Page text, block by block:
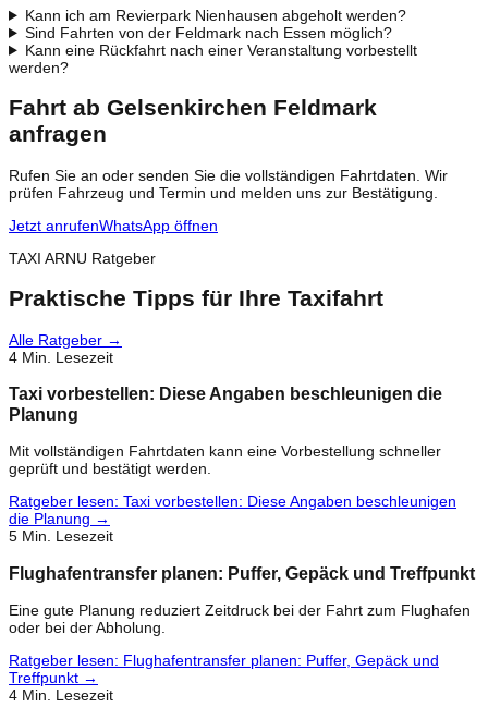
Kann ich am Revierpark Nienhausen abgeholt werden?
Sind Fahrten von der Feldmark nach Essen möglich?
Kann eine Rückfahrt nach einer Veranstaltung vorbestellt
werden?
Fahrt ab Gelsenkirchen Feldmark
anfragen
Rufen Sie an oder senden Sie die vollständigen Fahrtdaten. Wir
prüfen Fahrzeug und Termin und melden uns zur Bestätigung.
Jetzt anrufenWhatsApp öffnen
TAXI ARNU Ratgeber
Praktische Tipps für Ihre Taxifahrt
Alle Ratgeber →
4 Min. Lesezeit
Taxi vorbestellen: Diese Angaben beschleunigen die
Planung
Mit vollständigen Fahrtdaten kann eine Vorbestellung schneller
geprüft und bestätigt werden.
Ratgeber lesen: Taxi vorbestellen: Diese Angaben beschleunigen
die Planung →
5 Min. Lesezeit
Flughafentransfer planen: Puffer, Gepäck und Treffpunkt
Eine gute Planung reduziert Zeitdruck bei der Fahrt zum Flughafen
oder bei der Abholung.
Ratgeber lesen: Flughafentransfer planen: Puffer, Gepäck und
Treffpunkt →
4 Min. Lesezeit